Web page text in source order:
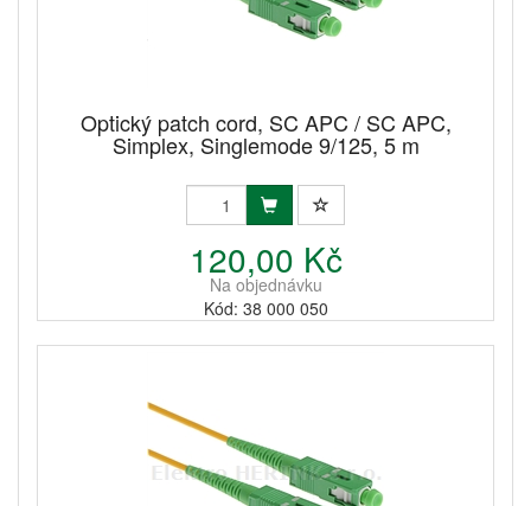
Optický patch cord, SC APC / SC APC,
Simplex, Singlemode 9/125, 5 m
120,00 Kč
Na objednávku
Kód: 38 000 050